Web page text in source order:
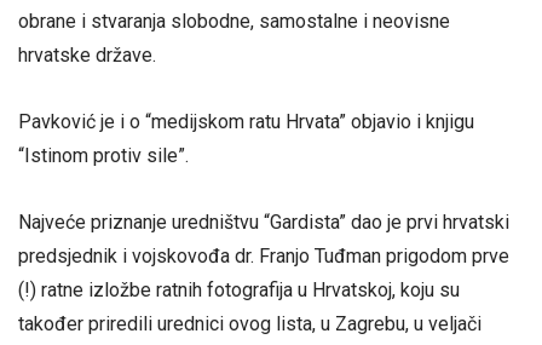
obrane i stvaranja slobodne, samostalne i neovisne
hrvatske države.
Pavković je i o “medijskom ratu Hrvata” objavio i knjigu
“Istinom protiv sile”.
Najveće priznanje uredništvu “Gardista” dao je prvi hrvatski
predsjednik i vojskovođa dr. Franjo Tuđman prigodom prve
(!) ratne izložbe ratnih fotografija u Hrvatskoj, koju su
također priredili urednici ovog lista, u Zagrebu, u veljači